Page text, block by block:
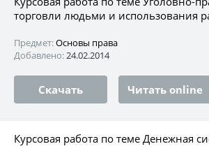
торговли людьми и использования
Предмет:Основы права
Добавлено:24.02.2014
Скачать Читать online
Курсовая работа по теме Денежная